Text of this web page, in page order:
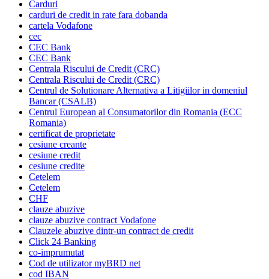
Carduri
carduri de credit in rate fara dobanda
cartela Vodafone
cec
CEC Bank
CEC Bank
Centrala Riscului de Credit (CRC)
Centrala Riscului de Credit (CRC)
Centrul de Solutionare Alternativa a Litigiilor in domeniul
Bancar (CSALB)
Centrul European al Consumatorilor din Romania (ECC
Romania)
certificat de proprietate
cesiune creante
cesiune credit
cesiune credite
Cetelem
Cetelem
CHF
clauze abuzive
clauze abuzive contract Vodafone
Clauzele abuzive dintr-un contract de credit
Click 24 Banking
co-imprumutat
Cod de utilizator myBRD net
cod IBAN